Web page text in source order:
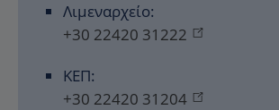
Λιμεναρχείο:
+30 22420 31222
ΚΕΠ:
+30 22420 31204